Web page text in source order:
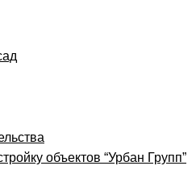
объектов “Урбан Групп”